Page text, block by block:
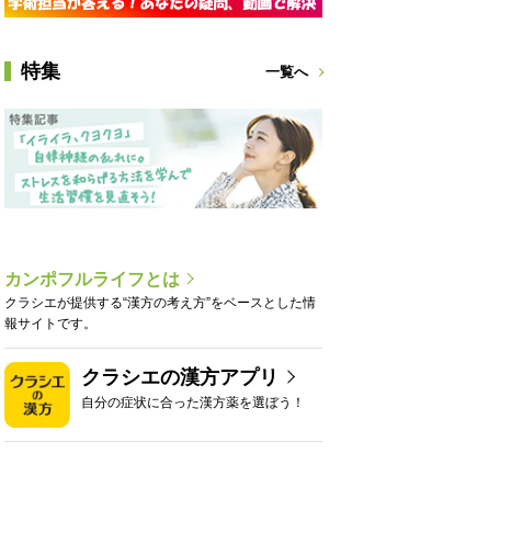
特集 一覧へ
カンポフルライフとは
クラシエが提供する“漢方の考え方”をベースとした情
報サイトです。
クラシエの漢方アプリ
自分の症状に合った漢方薬を選ぼう！